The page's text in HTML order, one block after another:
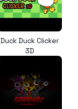
Duck Duck Clicker
3D